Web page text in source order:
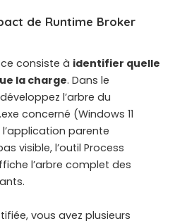
de Runtime Broker
consiste à identifier quelle
la charge. Dans le
l’arbre du
concerné (Windows 11
parente
visible, l’outil Process
l’arbre complet des
vous avez plusieurs